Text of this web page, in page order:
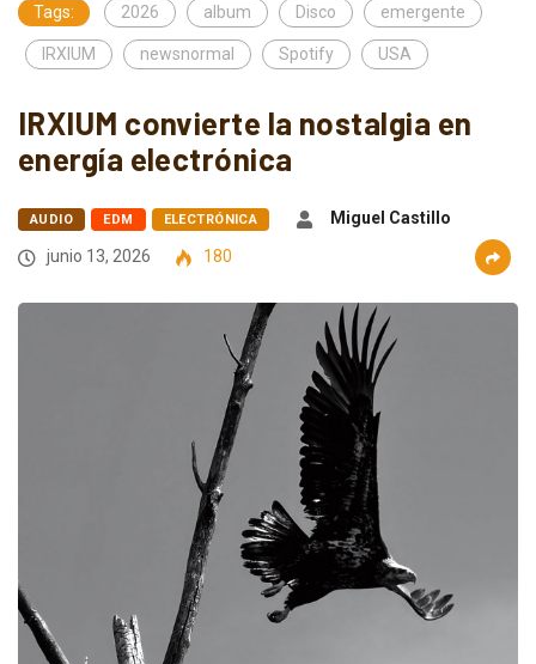
Tags: 2026 album Disco emergente
IRXIUM newsnormal Spotify USA
IRXIUM convierte la nostalgia en
energía electrónica
AUDIO EDM ELECTRÓNICA
Miguel Castillo
junio 13, 2026
180